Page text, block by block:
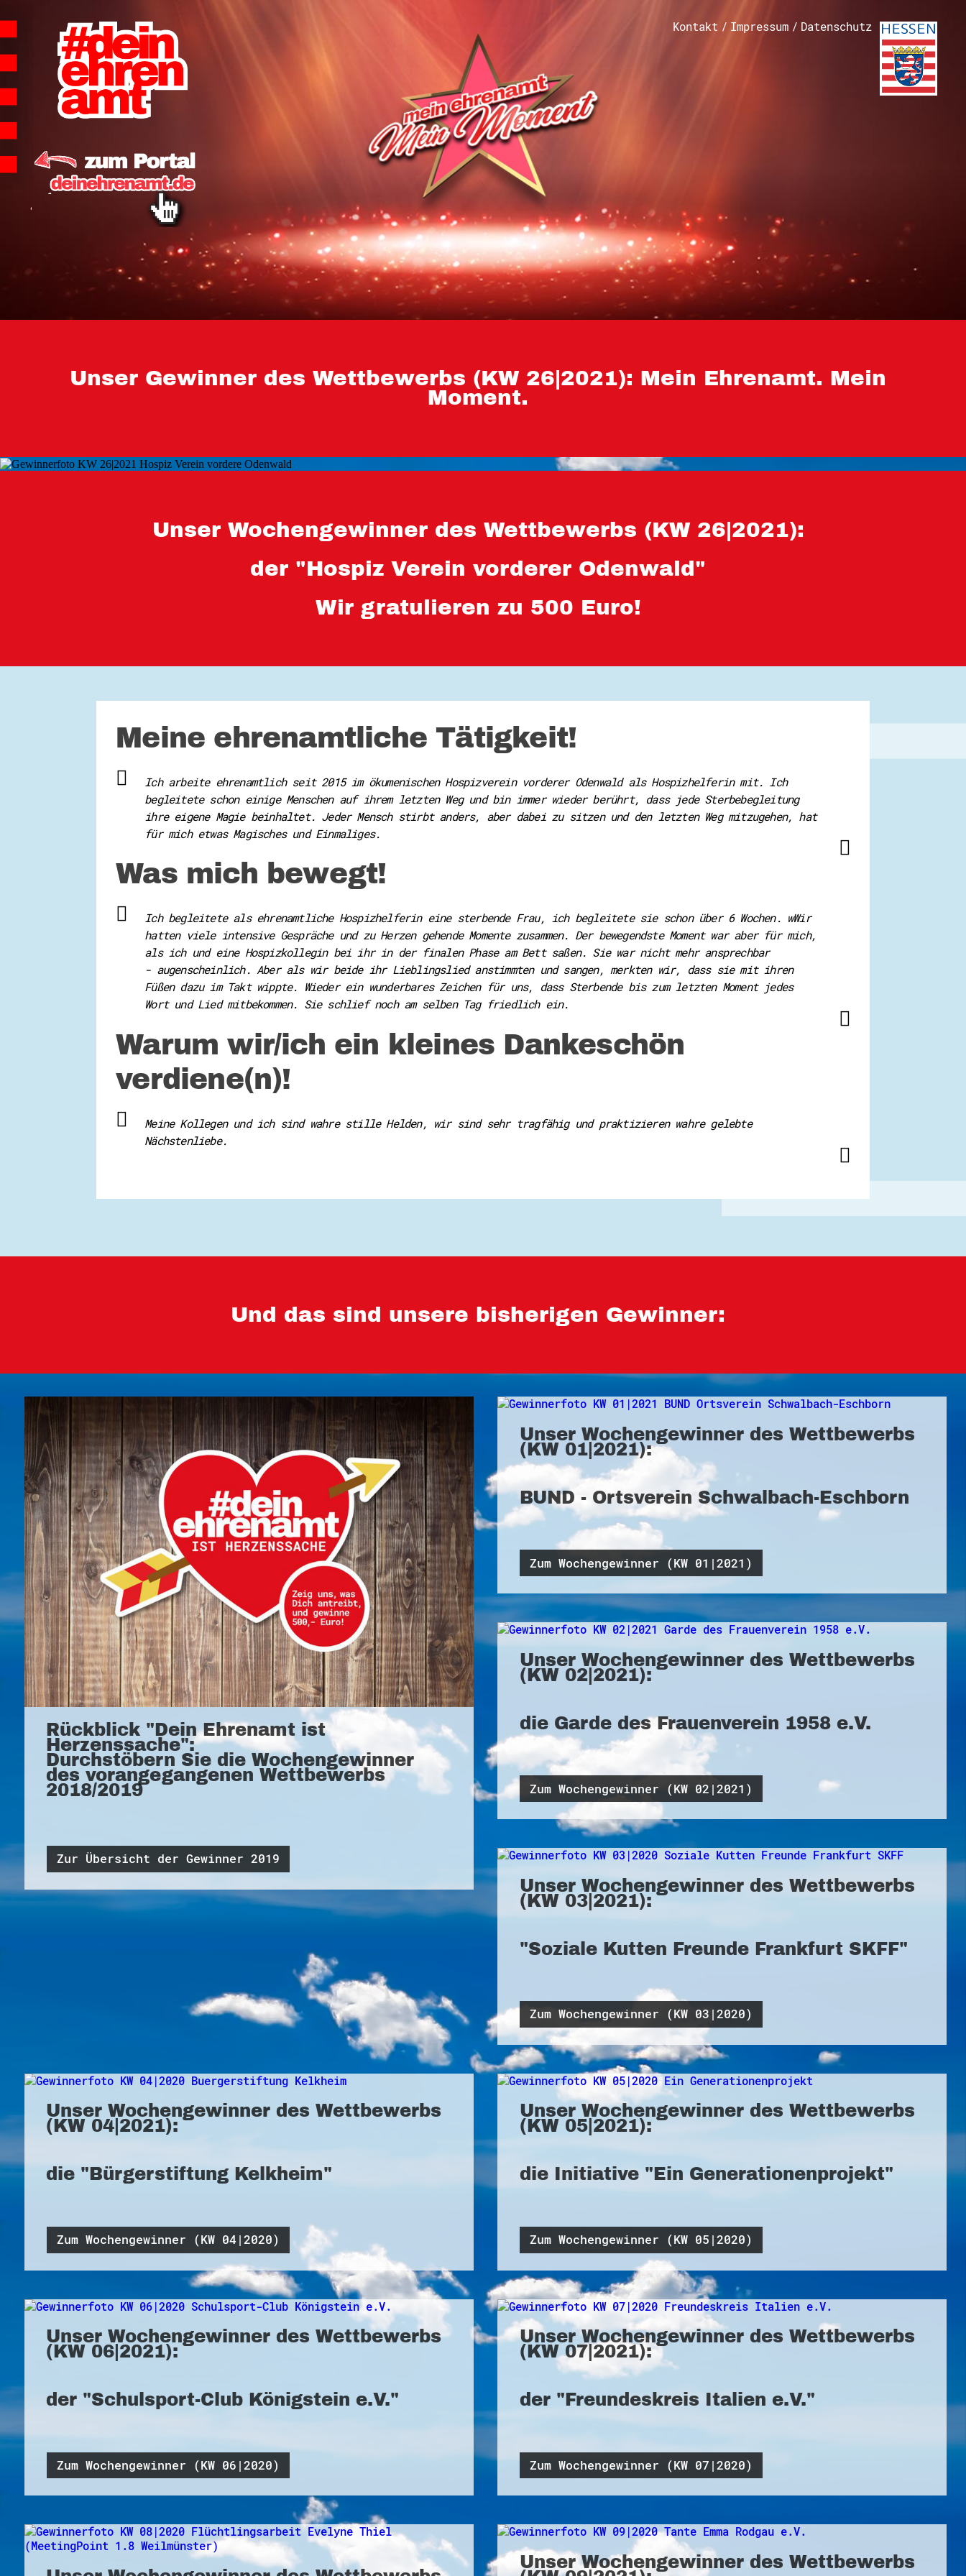
Homepage | Wettbewerb Dein Ehrenamt ist Herzenssache
Teilnahmebedingungen MeinMoment
Teilnahmebedingungen KlappeAuf
Teilnahmebedingungen 80 Jahre Hessen
Impressum
Datenschutz
Kontakt / Impressum / Datenschutz
Unser Gewinner des Wettbewerbs (KW 26|2021): Mein Ehrenamt. Mein
Moment.
Unser Wochengewinner des Wettbewerbs (KW 26|2021):
der "Hospiz Verein vorderer Odenwald"
Wir gratulieren zu 500 Euro!
Meine ehrenamtliche Tätigkeit!
Ich arbeite ehrenamtlich seit 2015 im ökumenischen Hospizverein vorderer Odenwald als Hospizhelferin mit. Ich
begleitete schon einige Menschen auf ihrem letzten Weg und bin immer wieder berührt, dass jede Sterbebegleitung
ihre eigene Magie beinhaltet. Jeder Mensch stirbt anders, aber dabei zu sitzen und den letzten Weg mitzugehen, hat
für mich etwas Magisches und Einmaliges.
Was mich bewegt!
Ich begleitete als ehrenamtliche Hospizhelferin eine sterbende Frau, ich begleitete sie schon über 6 Wochen. wWir
hatten viele intensive Gespräche und zu Herzen gehende Momente zusammen. Der bewegendste Moment war aber für mich,
als ich und eine Hospizkollegin bei ihr in der finalen Phase am Bett saßen. Sie war nicht mehr ansprechbar
- augenscheinlich. Aber als wir beide ihr Lieblingslied anstimmten und sangen, merkten wir, dass sie mit ihren
Füßen dazu im Takt wippte. Wieder ein wunderbares Zeichen für uns, dass Sterbende bis zum letzten Moment jedes
Wort und Lied mitbekommen. Sie schlief noch am selben Tag friedlich ein.
Warum wir/ich ein kleines Dankeschön
verdiene(n)!
Meine Kollegen und ich sind wahre stille Helden, wir sind sehr tragfähig und praktizieren wahre gelebte
Nächstenliebe.
Und das sind unsere bisherigen Gewinner:
Rückblick "Dein Ehrenamt ist
Herzenssache":
Durchstöbern Sie die Wochengewinner
des vorangegangenen Wettbewerbs
2018/2019
Zur Übersicht der Gewinner 2019
Unser Wochengewinner des Wettbewerbs
(KW 01|2021):
BUND - Ortsverein Schwalbach-Eschborn
Zum Wochengewinner (KW 01|2021)
Unser Wochengewinner des Wettbewerbs
(KW 02|2021):
die Garde des Frauenverein 1958 e.V.
Zum Wochengewinner (KW 02|2021)
Unser Wochengewinner des Wettbewerbs
(KW 03|2021):
"Soziale Kutten Freunde Frankfurt SKFF"
Zum Wochengewinner (KW 03|2020)
Unser Wochengewinner des Wettbewerbs
(KW 04|2021):
die "Bürgerstiftung Kelkheim"
Zum Wochengewinner (KW 04|2020)
Unser Wochengewinner des Wettbewerbs
(KW 05|2021):
die Initiative "Ein Generationenprojekt"
Zum Wochengewinner (KW 05|2020)
Unser Wochengewinner des Wettbewerbs
(KW 06|2021):
der "Schulsport-Club Königstein e.V."
Zum Wochengewinner (KW 06|2020)
Unser Wochengewinner des Wettbewerbs
(KW 07|2021):
der "Freundeskreis Italien e.V."
Zum Wochengewinner (KW 07|2020)
Unser Wochengewinner des Wettbewerbs